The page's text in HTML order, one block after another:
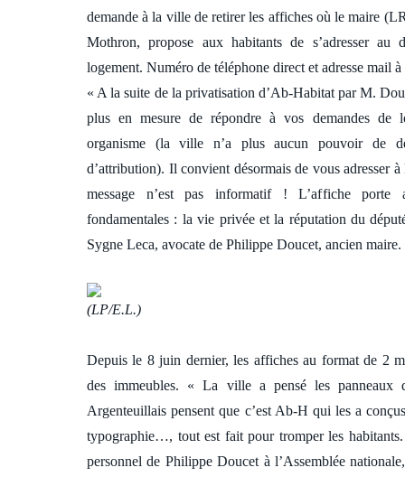
demande à la ville de retirer les affiches où le maire
Mothron, propose aux habitants de s’adresser au
logement. Numéro de téléphone direct et adresse mail à
« A la suite de la privatisation d’Ab-Habitat par M.
plus en mesure de répondre à vos demandes de
organisme (la ville n’a plus aucun pouvoir de
d’attribution). Il convient désormais de vous adresser
message n’est pas informatif ! L’affiche porte
fondamentales : la vie privée et la réputation du
Sygne Leca, avocate de Philippe Doucet, ancien maire.
(LP/E.L.)
Depuis le 8 juin dernier, les affiches au format de 2 m
des immeubles. « La ville a pensé les
Argenteuillais pensent que c’est Ab-H qui les a
typographie…, tout est fait pour tromper les
personnel de Philippe Doucet à l’Assemblée